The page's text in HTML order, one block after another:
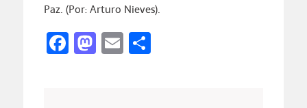
Paz. (Por: Arturo Nieves).
Facebook
Mastodon
EmailCompartir